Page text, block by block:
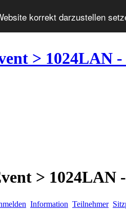
korrekt darzustellen
> 1024LAN
> 1024LAN
Information Teilnehmer